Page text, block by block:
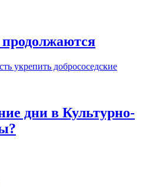
укрепить добрососедские
дни в Культурно-